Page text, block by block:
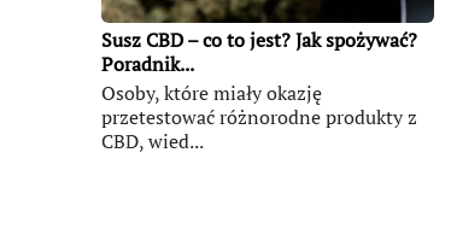
Susz CBD – co to jest? Jak spożywać?
Poradnik...
Osoby, które miały okazję
przetestować różnorodne produkty z
CBD, wied...